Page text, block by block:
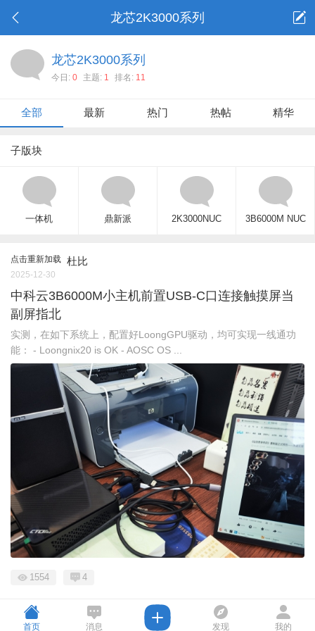
龙芯2K3000系列
龙芯2K3000系列
今日: 0 主题: 1 排名: 11
全部 最新 热门 热帖 精华
子版块
一体机 鼎新派 2K3000NUC 3B6000M NUC
点击重新加载 杜比
2025-12-30
中科云3B6000M小主机前置USB-C口连接触摸屏当
副屏指北
实测，在如下系统上，配置好LoongGPU驱动，均可实现一线通功
能： - Loongnix20 is OK - AOSC OS ...
1554 4
首页 消息 发现 我的